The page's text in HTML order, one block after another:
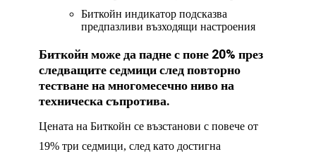
Биткойн индикатор подсказва
предпазливи възходящи настроения
Биткойн може да падне с поне 20% през
следващите седмици след повторно
тестване на многомесечно ниво на
техническа съпротива.
Цената на Биткойн се възстанови с повече от
19% три седмици, след като достигна